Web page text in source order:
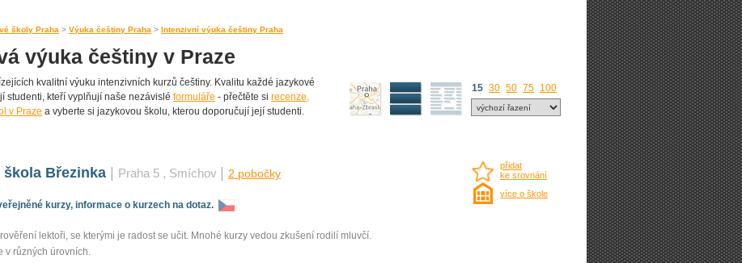
školy Praha > Výuka češtiny Praha > Intenzivní výuka češtiny Praha
výuka češtiny v Praze
kvalitní výuku intenzivních kurzů češtiny. Kvalitu každé jazykové
studenti, kteří vyplňují naše nezávislé formuláře - přečtěte si recenze,
v Praze a vyberte si jazykovou školu, kterou doporučují její studenti.
15 30 50 75 100
škola Březinka Praha 5 , Smíchov 2 pobočky
kurzy, informace o kurzech na dotaz.
přidat
ke srovnání
více o škole
lektoři, se kterými je radost se učit. Mnohé kurzy vedou zkušení rodilí mluvčí.
v různých úrovních.